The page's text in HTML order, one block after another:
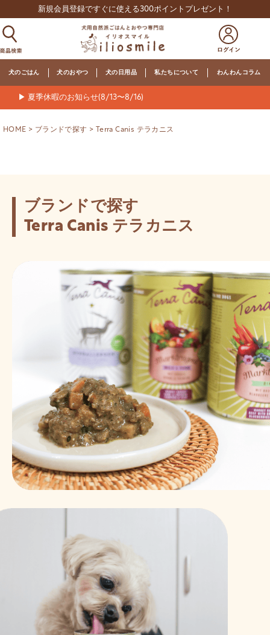
新規会員登録ですぐに使える300ポイントプレゼント！
犬のごはん 犬のおやつ 犬の日用品 私たちについて わんわんコラム
▶ 夏季休暇のお知らせ(8/13〜8/16)
HOME ブランドで探す Terra Canis テラカニス
ブランドで探す
Terra Canis テラカニス